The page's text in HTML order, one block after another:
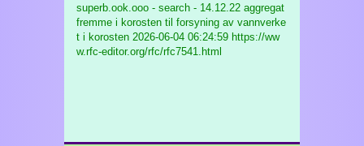
superb.ook.ooo - search - 14.12.22 aggregat
fremme i korosten til forsyning av vannverke
t i korosten 2026-06-04 06:24:59 https://ww
w.rfc-editor.org/rfc/rfc7541.html